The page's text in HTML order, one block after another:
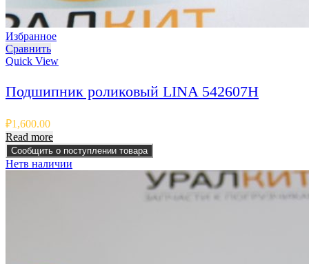
Избранное
Сравнить
Quick View
Подшипник роликовый LINA 542607H
₽1,600.00
Read more
Сообщить о поступлении товара
Нетв наличии